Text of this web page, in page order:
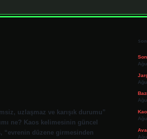
uzlaşmaz ve karışık durumu”
ne? Kaos kelimesinin güncel
“evrenin düzene girmesinden